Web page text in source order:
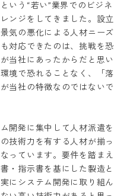
いう“若い”業界でのビジネ
ンジをしてきました。設立
気の悪化による人材ニーズ
対応できたのは、挑戦を恐
当社にあったからだと思い
境で恐れることなく、「落
当社の特徴なのではないで
開発に集中して人材派遣を
技術力を有する人材が揃っ
っています。要件を踏まえ
・指示書を基にした製造と
にシステム開発に取り組ん